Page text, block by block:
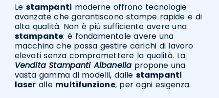
Le stampanti moderne offrono tecnologie
avanzate che garantiscono stampe rapide e di
alta qualità. Non è più sufficiente avere una
stampante: è fondamentale avere una
macchina che possa gestire carichi di lavoro
elevati senza compromettere la qualità. La
Vendita Stampanti Albanellapropone una
vasta gamma di modelli, dallestampanti
laser alle multifunzione, per ogni esigenza.